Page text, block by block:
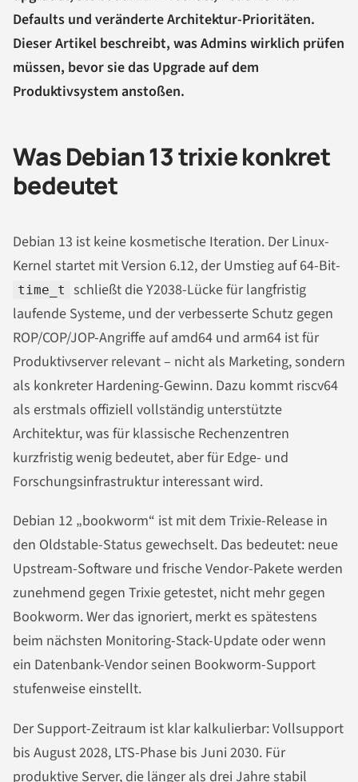
Defaults und veränderte Architektur-Prioritäten.
Dieser Artikel beschreibt, was Admins wirklich prüfen
müssen, bevor sie das Upgrade auf dem
Produktivsystem anstoßen.
Was Debian 13 trixie konkret
bedeutet
Debian 13 ist keine kosmetische Iteration. Der Linux-
Kernel startet mit Version 6.12, der Umstieg auf 64-Bit-
time_t
schließt die Y2038-Lücke für langfristig
laufende Systeme, und der verbesserte Schutz gegen
ROP/COP/JOP-Angriffe auf amd64 und arm64 ist für
Produktivserver relevant – nicht als Marketing, sondern
als konkreter Hardening-Gewinn. Dazu kommt riscv64
als erstmals offiziell vollständig unterstützte
Architektur, was für klassische Rechenzentren
kurzfristig wenig bedeutet, aber für Edge- und
Forschungsinfrastruktur interessant wird.
Debian 12 „bookworm“ ist mit dem Trixie-Release in
den Oldstable-Status gewechselt. Das bedeutet: neue
Upstream-Software und frische Vendor-Pakete werden
zunehmend gegen Trixie getestet, nicht mehr gegen
Bookworm. Wer das ignoriert, merkt es spätestens
beim nächsten Monitoring-Stack-Update oder wenn
ein Datenbank-Vendor seinen Bookworm-Support
stufenweise einstellt.
Der Support-Zeitraum ist klar kalkulierbar: Vollsupport
bis August 2028, LTS-Phase bis Juni 2030. Für
produktive Server, die länger als drei Jahre stabil